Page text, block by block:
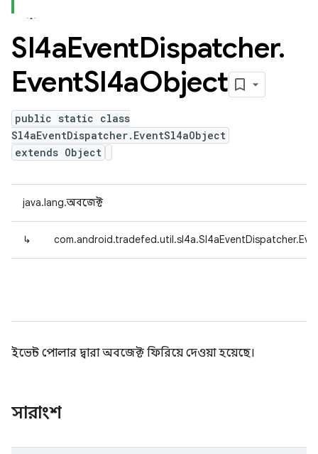
Sl4aEventDispatcher.
EventSl4aObject
public static class
Sl4aEventDispatcher.EventSl4aObject
extends Object
java.lang.অবজেক্ট
↳
ইভেন্ট পোলার দ্বারা অবজেক্ট ফিরিয়ে দেওয়া হয়েছে।
সারাংশ